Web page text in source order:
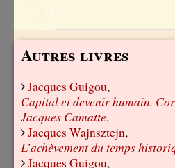
Autres livres
Jacques Guigou,
Capital et devenir humain.
Jacques Camatte.
Jacques Wajnsztejn,
L’achèvement du temps
Jacques Guigou,